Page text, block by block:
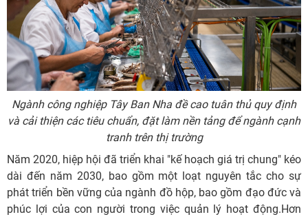
Ngành công nghiệp Tây Ban Nha đề cao tuân thủ quy định
và cải thiện các tiêu chuẩn, đặt làm nền tảng để ngành cạnh
tranh trên thị trường
Năm 2020, hiệp hội đã triển khai "kế hoạch giá trị chung" kéo
dài đến năm 2030, bao gồm một loạt nguyên tắc cho sự
phát triển bền vững của ngành đồ hộp, bao gồm đạo đức và
phúc lợi của con người trong việc quản lý hoạt động.Hơn